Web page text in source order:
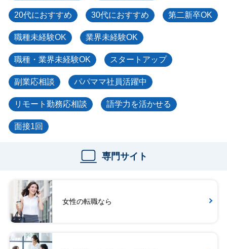
20代におすすめ 30代におすすめ 第二新卒OK
職種未経験OK 業界未経験OK
職種・業界未経験OK スタートアップ
副業応相談 パパママ社員活躍中
リモート勤務応相談 語学力を活かせる
面接1回
専門サイト
女性の転職なら